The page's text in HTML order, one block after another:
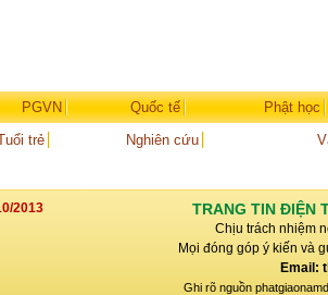
PGVN Quốc tế
Phật học
trẻ Nghiên cứu
2013 TRANG TIN ĐIỆN
Chịu trách nhiệm
Mọi đóng góp ý kiến và
Email:
Ghi rõ nguồn